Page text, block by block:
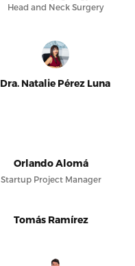
Head and Neck Surgery
Dra. Natalie Pérez Luna
Orlando Alomá
Startup Project Manager
Tomás Ramírez